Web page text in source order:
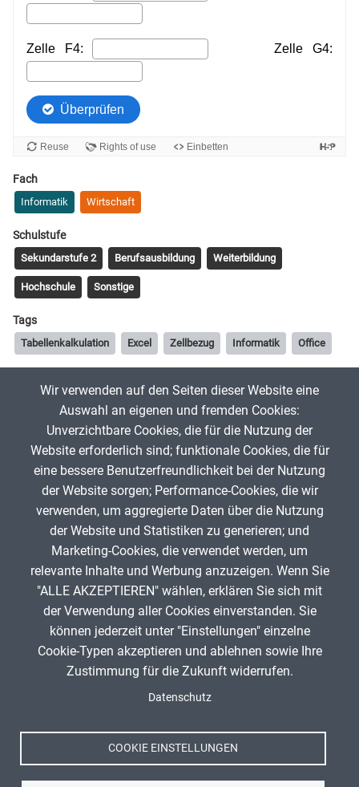
Fach
Informatik Wirtschaft
Schulstufe
Sekundarstufe 2 Berufsausbildung Weiterbildung
Hochschule Sonstige
Tags
Tabellenkalkulation Excel Zellbezug Informatik Office
BildungInteraktiv 24. August 2022
App melden
Infos zum Urheberrecht
Titel, Jahr:Ausschnitt Tabellenkalkulation
Autor:BildungInteraktiv (Author)
Lizenz:Attribution-ShareAlike 4.0 International (CC
ANZEIGE
Spenden
Impressum
Wir verwenden auf den Seiten dieser Website eine
Auswahl an eigenen und fremden Cookies:
Unverzichtbare Cookies, die für die Nutzung der
Website erforderlich sind; funktionale Cookies, die für
eine bessere Benutzerfreundlichkeit bei der Nutzung
der Website sorgen; Performance-Cookies, die wir
verwenden, um aggregierte Daten über die Nutzung
der Website und Statistiken zu generieren; und
Marketing-Cookies, die verwendet werden, um
relevante Inhalte und Werbung anzuzeigen. Wenn Sie
"ALLE AKZEPTIEREN" wählen, erklären Sie sich mit
der Verwendung aller Cookies einverstanden. Sie
können jederzeit unter "Einstellungen" einzelne
Cookie-Typen akzeptieren und ablehnen sowie Ihre
Zustimmung für die Zukunft widerrufen.
Datenschutz
COOKIE EINSTELLUNGEN